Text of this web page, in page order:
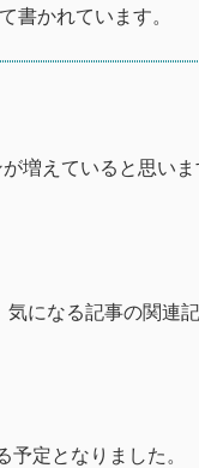
書かれています。
増えていると思いま
になる記事の関連
定となりました。